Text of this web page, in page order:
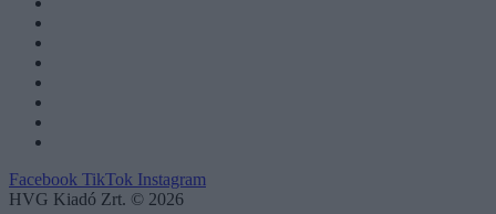
Facebook TikTok Instagram
HVG Kiadó Zrt. © 2026